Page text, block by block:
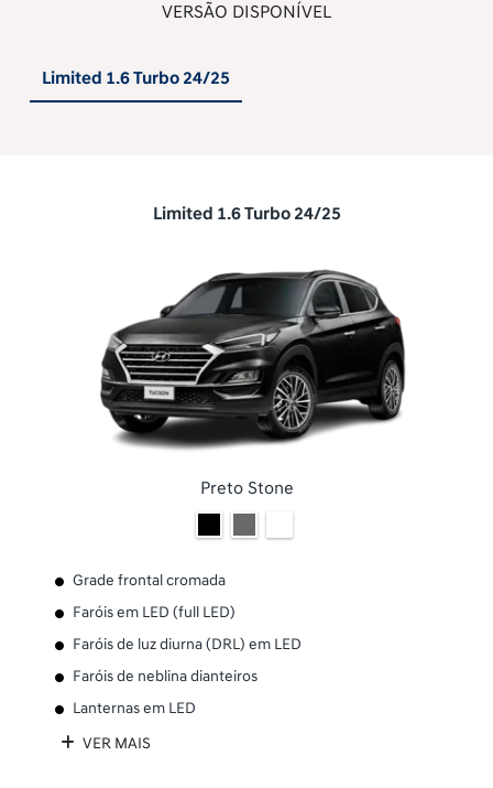
VERSÃO DISPONÍVEL
Limited 1.6 Turbo 24/25
Limited 1.6 Turbo 24/25
Preto Stone
Grade frontal cromada
Faróis em LED (full LED)
Faróis de luz diurna (DRL) em LED
Faróis de neblina dianteiros
Lanternas em LED
VER MAIS